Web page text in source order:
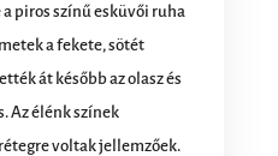
piros színű esküvői ruha
a fekete, sötét
át később az olasz és
Az élénk színek
voltak jellemzőek.